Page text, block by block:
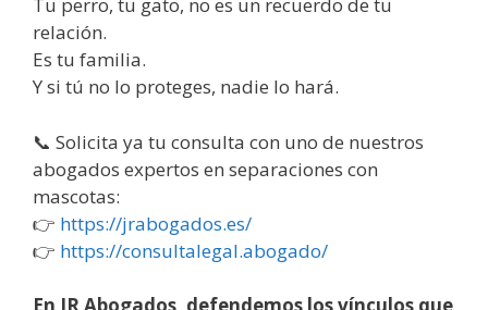
Tu perro, tu gato, no es un recuerdo de tu
relación.
Es tu familia.
Y si tú no lo proteges, nadie lo hará.
📞 Solicita ya tu consulta con uno de nuestros
abogados expertos en separaciones con
mascotas:
👉 https://jrabogados.es/
👉 https://consultalegal.abogado/